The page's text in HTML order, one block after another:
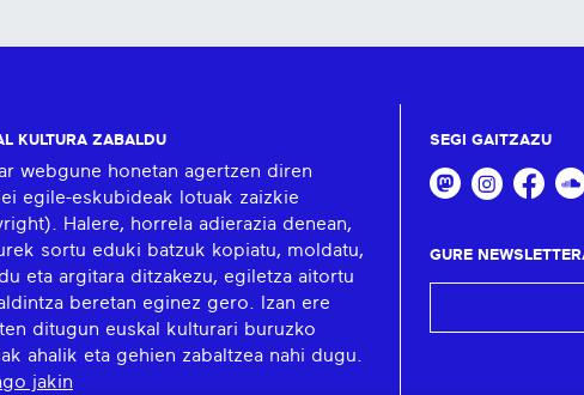
KULTURA ZABALDU
webgune honetan agertzen diren
egile-eskubideak lotuak zaizkie
Halere, horrela adierazia denean,
sortu eduki batzuk kopiatu, moldatu,
eta argitara ditzakezu, egiletza aitortu
beretan eginez gero. Izan ere
ditugun euskal kulturari buruzko
ahalik eta gehien zabaltzea nahi dugu.
jakin
SEGI GAITZAZU
GURE